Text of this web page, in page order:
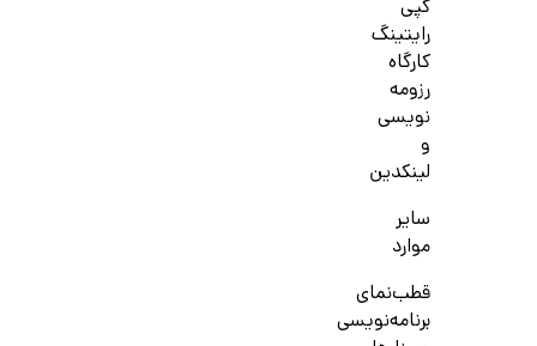
کپی
رایتینگ
کارگاه
رزومه
نویسی
و
لینکدین
سایر
موارد
قطب‌نمای
برنامه‌نویسی